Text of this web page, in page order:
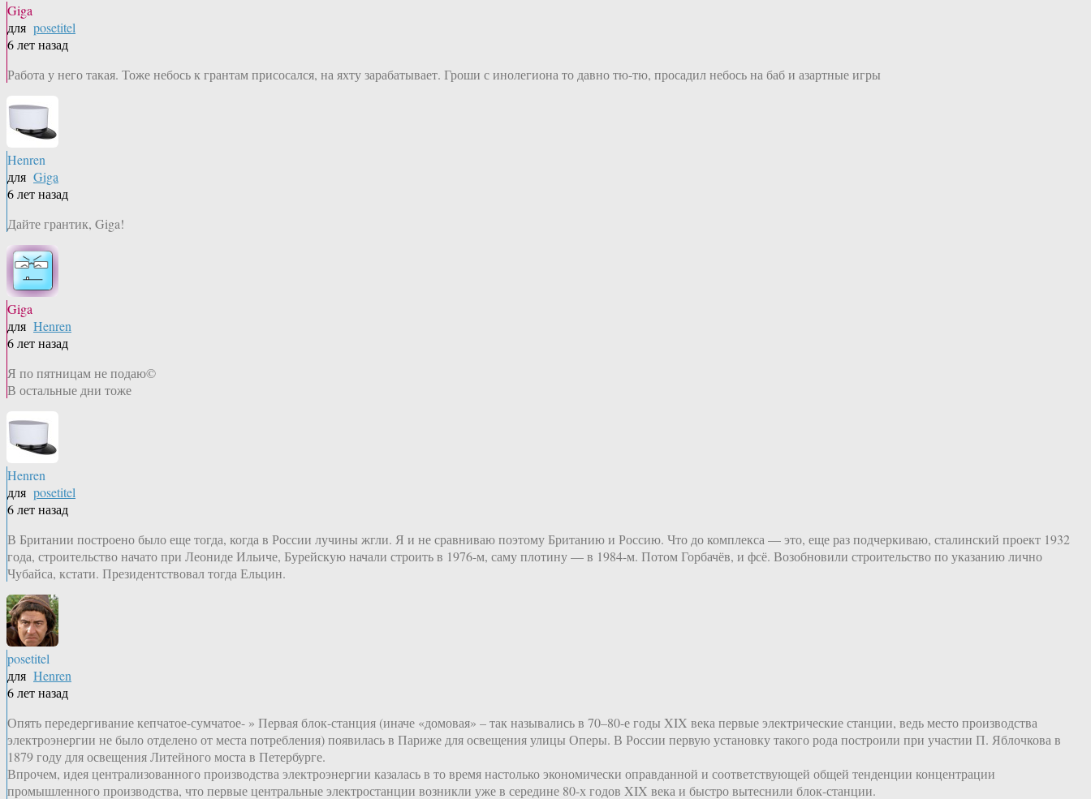
Giga
для posetitel
6 лет назад
Работа у него такая. Тоже небось к грантам присосался, на яхту зарабатывает. Гроши с инолегиона то давно тю-тю, просадил небось на баб и азартные игры
Henren
для Giga
6 лет назад
Дайте грантик, Giga!
Giga
для Henren
6 лет назад
Я по пятницам не подаю©
В остальные дни тоже
Henren
для posetitel
6 лет назад
В Британии построено было еще тогда, когда в России лучины жгли. Я и не сравниваю поэтому Британию и Россию. Что до комплекса — это, еще раз подчеркиваю, сталинский проект 1932
года, строительство начато при Леониде Ильиче, Бурейскую начали строить в 1976-м, саму плотину — в 1984-м. Потом Горбачёв, и фсё. Возобновили строительство по указанию лично
Чубайса, кстати. Президентствовал тогда Ельцин.
posetitel
для Henren
6 лет назад
Опять передергивание кепчатое-сумчатое- » Первая блок-станция (иначе «домовая» – так назывались в 70–80-е годы XIX века первые электрические станции, ведь место производства
электроэнергии не было отделено от места потребления) появилась в Париже для освещения улицы Оперы. В России первую установку такого рода построили при участии П. Яблочкова в
1879 году для освещения Литейного моста в Петербурге.
Впрочем, идея централизованного производства электроэнергии казалась в то время настолько экономически оправданной и соответствующей общей тенденции концентрации
промышленного производства, что первые центральные электростанции возникли уже в середине 80-х годов XIX века и быстро вытеснили блок-станции.